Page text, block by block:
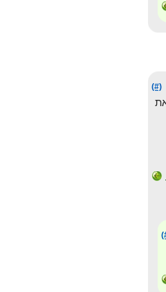
(#)